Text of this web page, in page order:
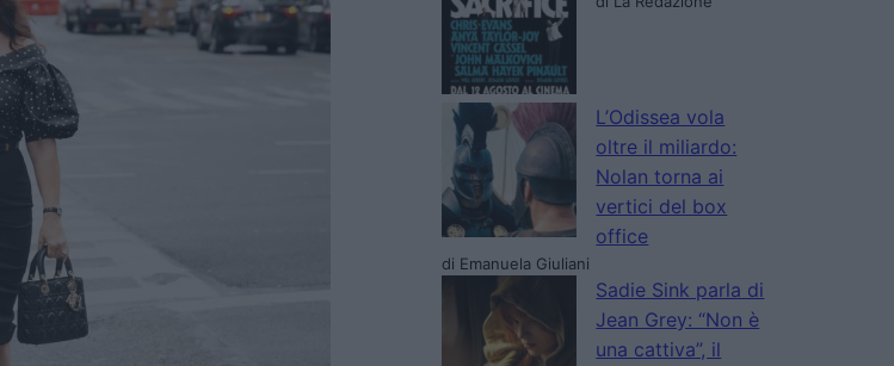
L’Odissea vola
oltre il miliardo:
Nolan torna ai
vertici del box
office
di Emanuela Giuliani
Sadie Sink parla di
Jean Grey: “Non è
una cattiva”, il